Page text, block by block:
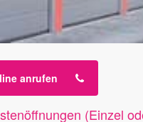
anrufen
(Einzel